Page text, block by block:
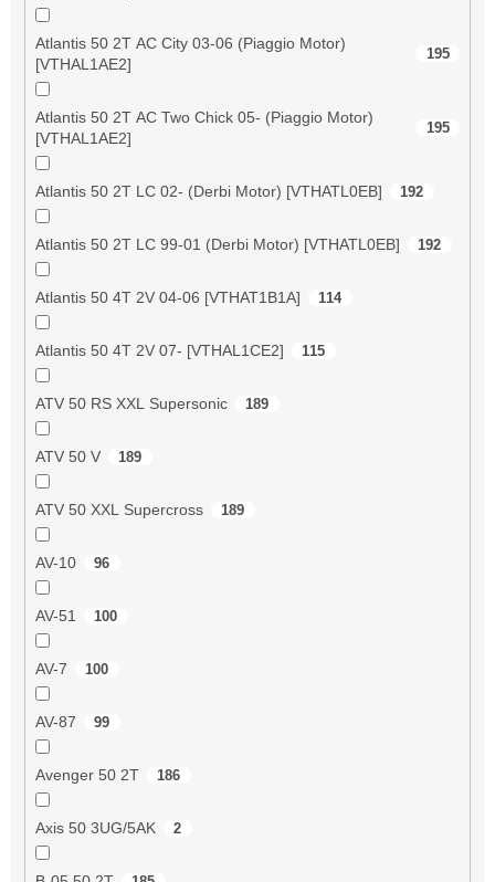
Atlantis 50 2T AC City 03-06 (Piaggio Motor)
[VTHAL1AE2]
195
Atlantis 50 2T AC Two Chick 05- (Piaggio Motor)
[VTHAL1AE2]
195
Atlantis 50 2T LC 02- (Derbi Motor) [VTHATL0EB] 192
Atlantis 50 2T LC 99-01 (Derbi Motor) [VTHATL0EB] 192
Atlantis 50 4T 2V 04-06 [VTHAT1B1A] 114
Atlantis 50 4T 2V 07- [VTHAL1CE2] 115
ATV 50 RS XXL Supersonic 189
ATV 50 V 189
ATV 50 XXL Supercross 189
AV-10 96
AV-51 100
AV-7 100
AV-87 99
Avenger 50 2T 186
Axis 50 3UG/5AK 2